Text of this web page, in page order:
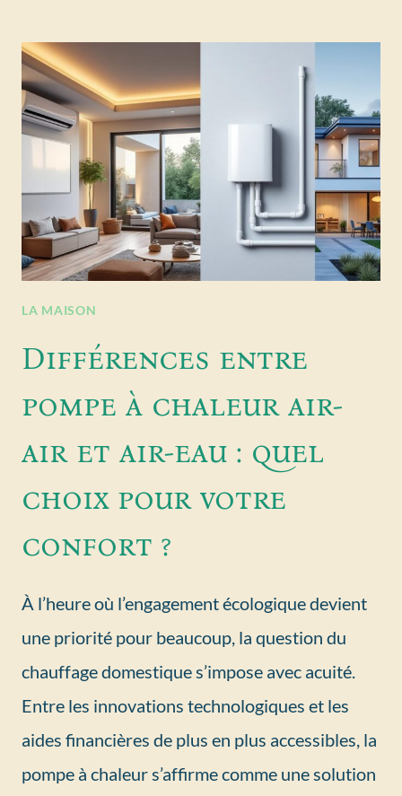
LA MAISON
Différences entre
pompe à chaleur air-
air et air-eau : quel
choix pour votre
confort ?
À l’heure où l’engagement écologique devient
une priorité pour beaucoup, la question du
chauffage domestique s’impose avec acuité.
Entre les innovations technologiques et les
aides financières de plus en plus accessibles, la
pompe à chaleur s’affirme comme une solution